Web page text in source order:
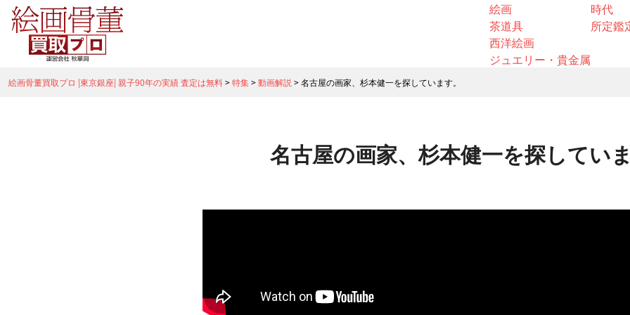
絵画
茶道具
西洋絵画
ジュエリー・貴金属
時代
所定鑑
絵画骨董買取プロ |東京銀座| 親子90年の実績 査定は無料>特集>動画解説 >名古屋の画家、杉本健一を探しています。
名古屋の画家、杉本健一を探していま